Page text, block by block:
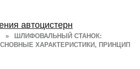
»
ШЛИФОВАЛЬНЫЙ СТАНОК:
ХАРАКТЕРИСТИКИ, ПРИНЦИП
автоцистерн